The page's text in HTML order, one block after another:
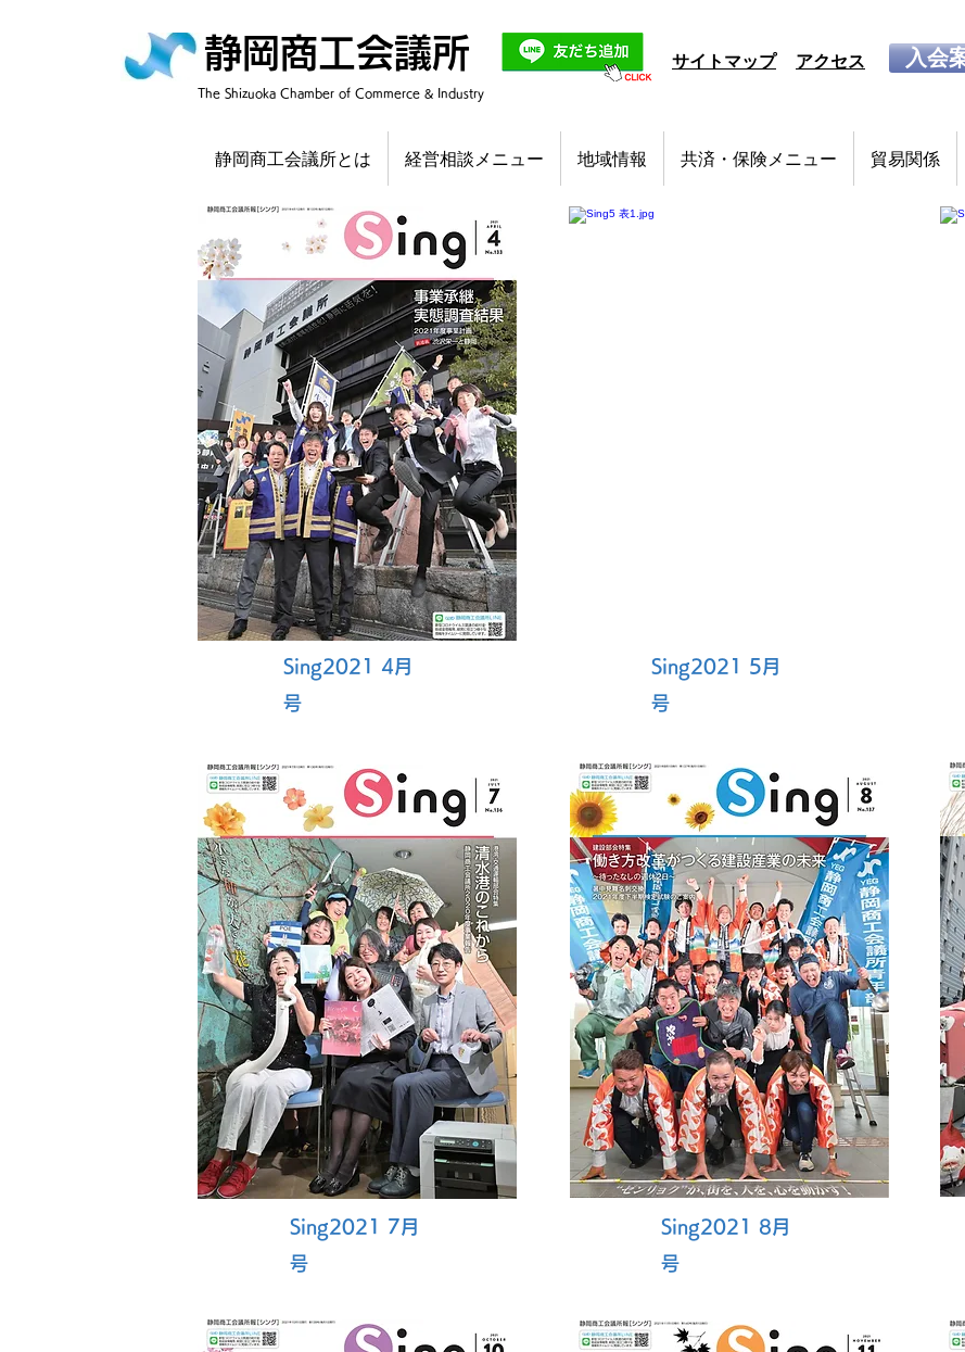
静岡商工会議所
​The Shizuoka Chamber of Commerce & Industry
サイトマップ アクセス 入会
静岡商工会議所とは 経営相談メニュー 地域情報 共済・保険メニュー 貿易関係
Sing2021 4月
号
Sing2021 7月
号
Sing2021 5月
号
Sing2021 8月
号